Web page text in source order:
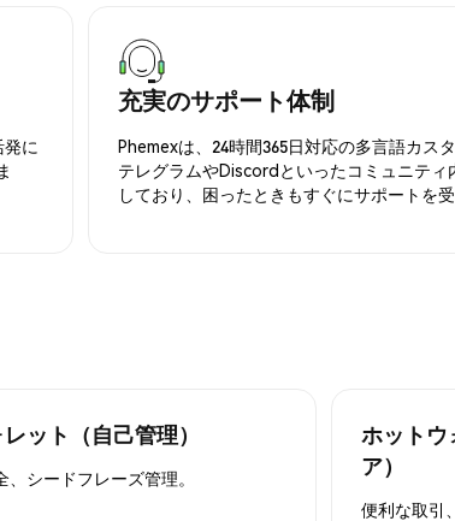
に
充実のサポート体制
Phemexは、24時間365日対応の多言語カス
テレグラムやDiscordといったコミュニテ
しており、困ったときもすぐにサポートを受
ット（自己管理）
シードフレーズ管理。
ホット
ア）
便利な取引